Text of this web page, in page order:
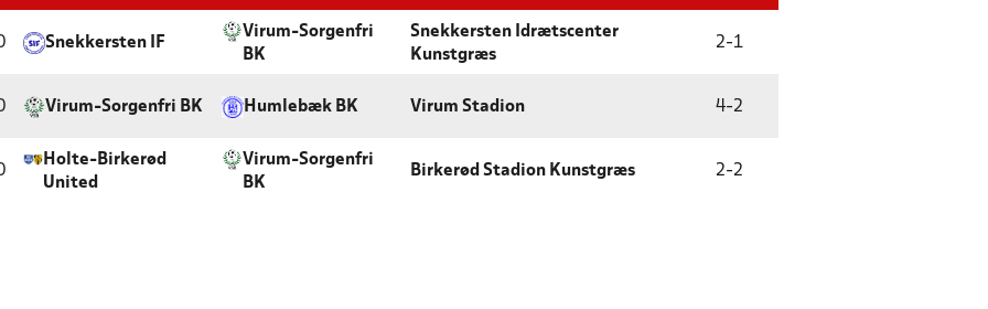
Snekkersten IF
Virum-Sorgenfri
BK
Snekkersten Idrætscenter
Kunstgræs
2-1
Virum-Sorgenfri BK Humlebæk BK Virum Stadion 4-2
Holte-Birkerød
United
Virum-Sorgenfri
BK
Birkerød Stadion Kunstgræs 2-2